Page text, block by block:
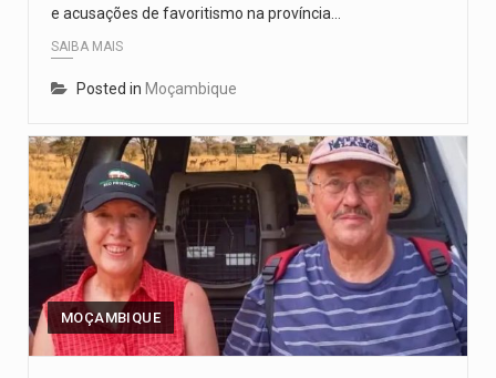
e acusações de favoritismo na província…
SAIBA MAIS
Posted in Moçambique
MOÇAMBIQUE